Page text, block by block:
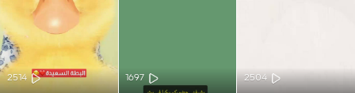
2504
1697
2514